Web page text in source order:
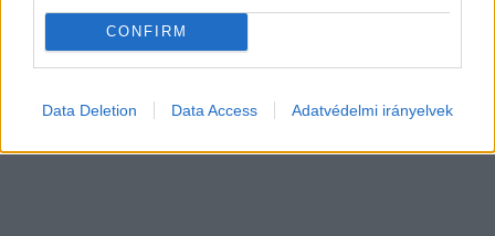
CONFIRM
Data Deletion Data Access Adatvédelmi irányelvek
De országgyűlési választáson ilyen egységes
összefogás nem volt még. Ezért bizakodó az